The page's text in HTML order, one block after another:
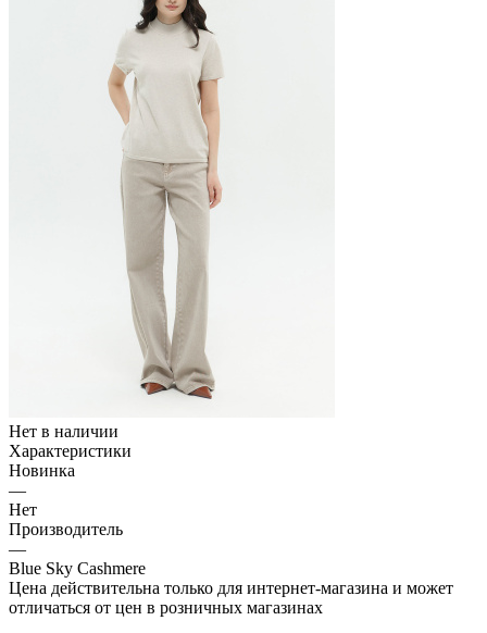
Нет в наличии
Характеристики
Новинка
—
Нет
Производитель
—
Blue Sky Cashmere
Цена действительна только для интернет-магазина и может
отличаться от цен в розничных магазинах